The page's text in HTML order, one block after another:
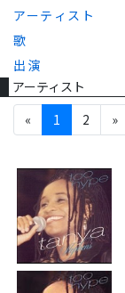
アーティスト
歌
出演
アーティスト
«
1 2 »